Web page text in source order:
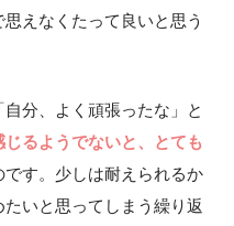
えなくたって良いと思う
自分、よく頑張ったな」と
るようでないと、とても
です。少しは耐えられるか
いと思ってしまう繰り返